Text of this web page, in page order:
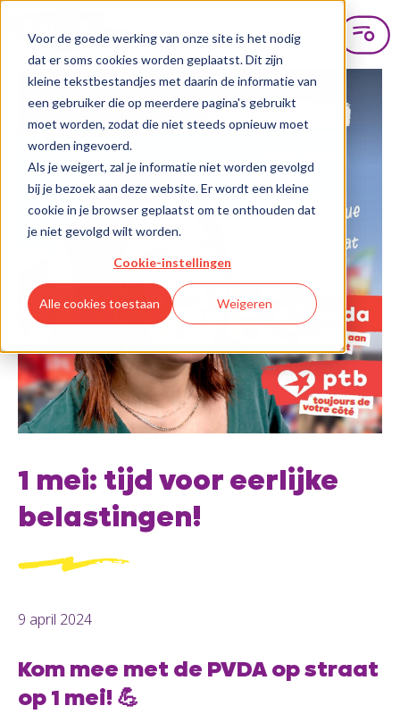
Voor de goede werking van onze site is het nodig
dat er soms cookies worden geplaatst. Dit zijn
kleine tekstbestandjes met daarin de informatie van
een gebruiker die op meerdere pagina's gebruikt
moet worden, zodat die niet steeds opnieuw moet
worden ingevoerd.
Als je weigert, zal je informatie niet worden gevolgd
bij je bezoek aan deze website. Er wordt een kleine
cookie in je browser geplaatst om te onthouden dat
je niet gevolgd wilt worden.
Cookie-instellingen
Alle cookies toestaan Weigeren
1 mei: tijd voor eerlijke
belastingen!
9 april 2024
Kom mee met de PVDA op straat
op 1 mei! 💪